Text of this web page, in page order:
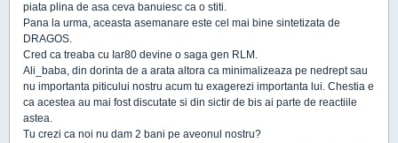
piata plina de asa ceva banuiesc ca o stiti.
Pana la urma, aceasta asemanare este cel mai bine sintetizata de
DRAGOS.
Cred ca treaba cu Iar80 devine o saga gen RLM.
Ali_baba, din dorinta de a arata altora ca minimalizeaza pe nedrept sau
nu importanta piticului nostru acum tu exagerezi importanta lui. Chestia e
ca acestea au mai fost discutate si din sictir de bis ai parte de reactiile
astea.
Tu crezi ca noi nu dam 2 bani pe aveonul nostru?